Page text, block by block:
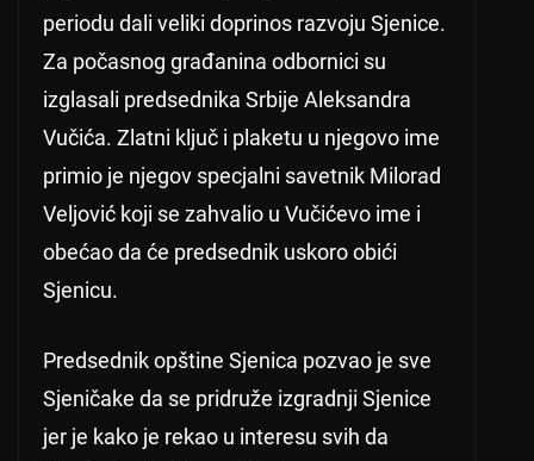
periodu dali veliki doprinos razvoju Sjenice.
Za počasnog građanina odbornici su
izglasali predsednika Srbije Aleksandra
Vučića. Zlatni ključ i plaketu u njegovo ime
primio je njegov specjalni savetnik Milorad
Veljović koji se zahvalio u Vučićevo ime i
obećao da će predsednik uskoro obići
Sjenicu.
Predsednik opštine Sjenica pozvao je sve
Sjeničake da se pridruže izgradnji Sjenice
jer je kako je rekao u interesu svih da